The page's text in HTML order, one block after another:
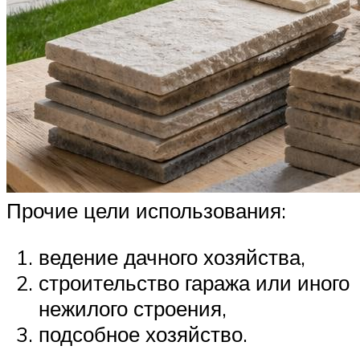
Прочие цели использования:
ведение дачного хозяйства,
строительство гаража или иного
нежилого строения,
подсобное хозяйство.